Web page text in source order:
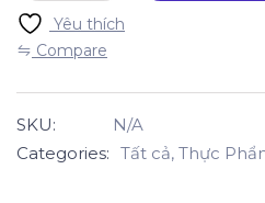
Yêu thích
Compare
SKU:
N/A
Categories: Tất cả, Thực